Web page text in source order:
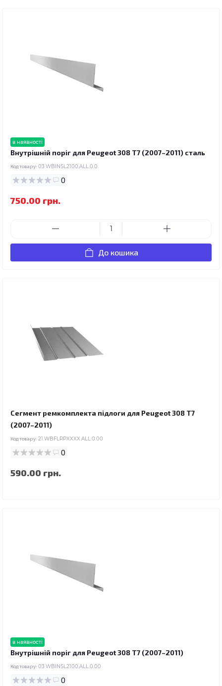
в наявності
Внутрішній поріг для Peugeot 308 T7 (2007–2011) сталь
Код товару: 03.WBINSL2100.ALL.0.0
0
750.00 грн.
До кошика
Сегмент ремкомплекта підлоги для Peugeot 308 T7
(2007–2011)
Код товару: 21.WBFLRPXXXX.ALL.0.00
0
590.00 грн.
в наявності
Внутрішній поріг для Peugeot 308 T7 (2007–2011)
Код товару: 03.WBINSL2100.ALL.0.00
0